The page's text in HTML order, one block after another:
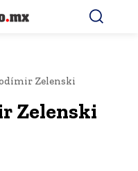
Zelenski
Zelenski